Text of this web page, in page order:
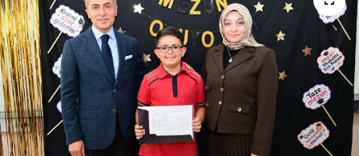
Sağlık
Eğitim
Kültür
3.Sayfa